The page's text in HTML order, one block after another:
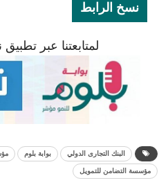
نسخ الرابط
لمتابعتنا عبر
البنك التجارى الدولي بوابة بلوم
مؤسسة التضامن للتمويل